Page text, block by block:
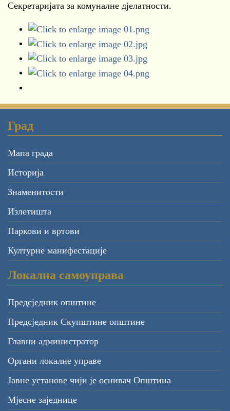
Секретаријата за комуналне дјелатности.
Град
Мапа града
Историја
Знаменитости
Излетишта
Паркови и вртови
Културне манифестације
Локална самоуправа
Предсједник општине
Предсједник Скупштине општине
Главни администратор
Органи локалне управе
Јавне установе чији је оснивач Општина
Мјесне заједнице